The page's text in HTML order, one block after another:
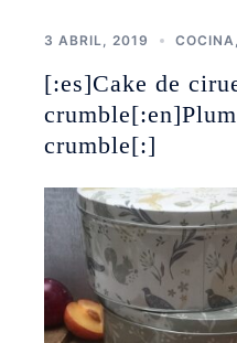
3 ABRIL, 2019 COCINA
[:es]Cake de
crumble[:]